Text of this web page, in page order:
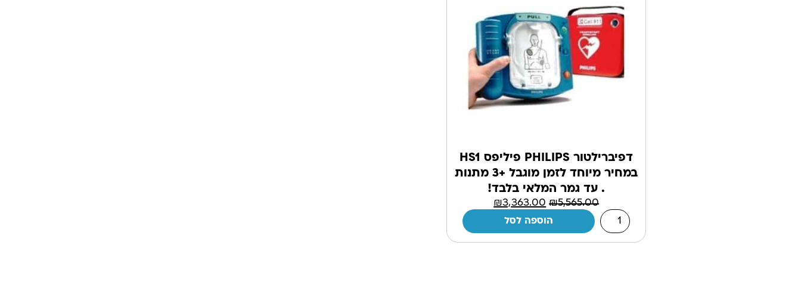
דפיברילטור PHILIPS פיליפס HS1
במחיר מיוחד לזמן מוגבל +3 מתנות
. עד גמר המלאי בלבד!
₪5,565.00
₪3,363.00
הוספה לסל